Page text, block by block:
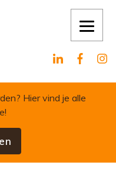
Hier vind je alle